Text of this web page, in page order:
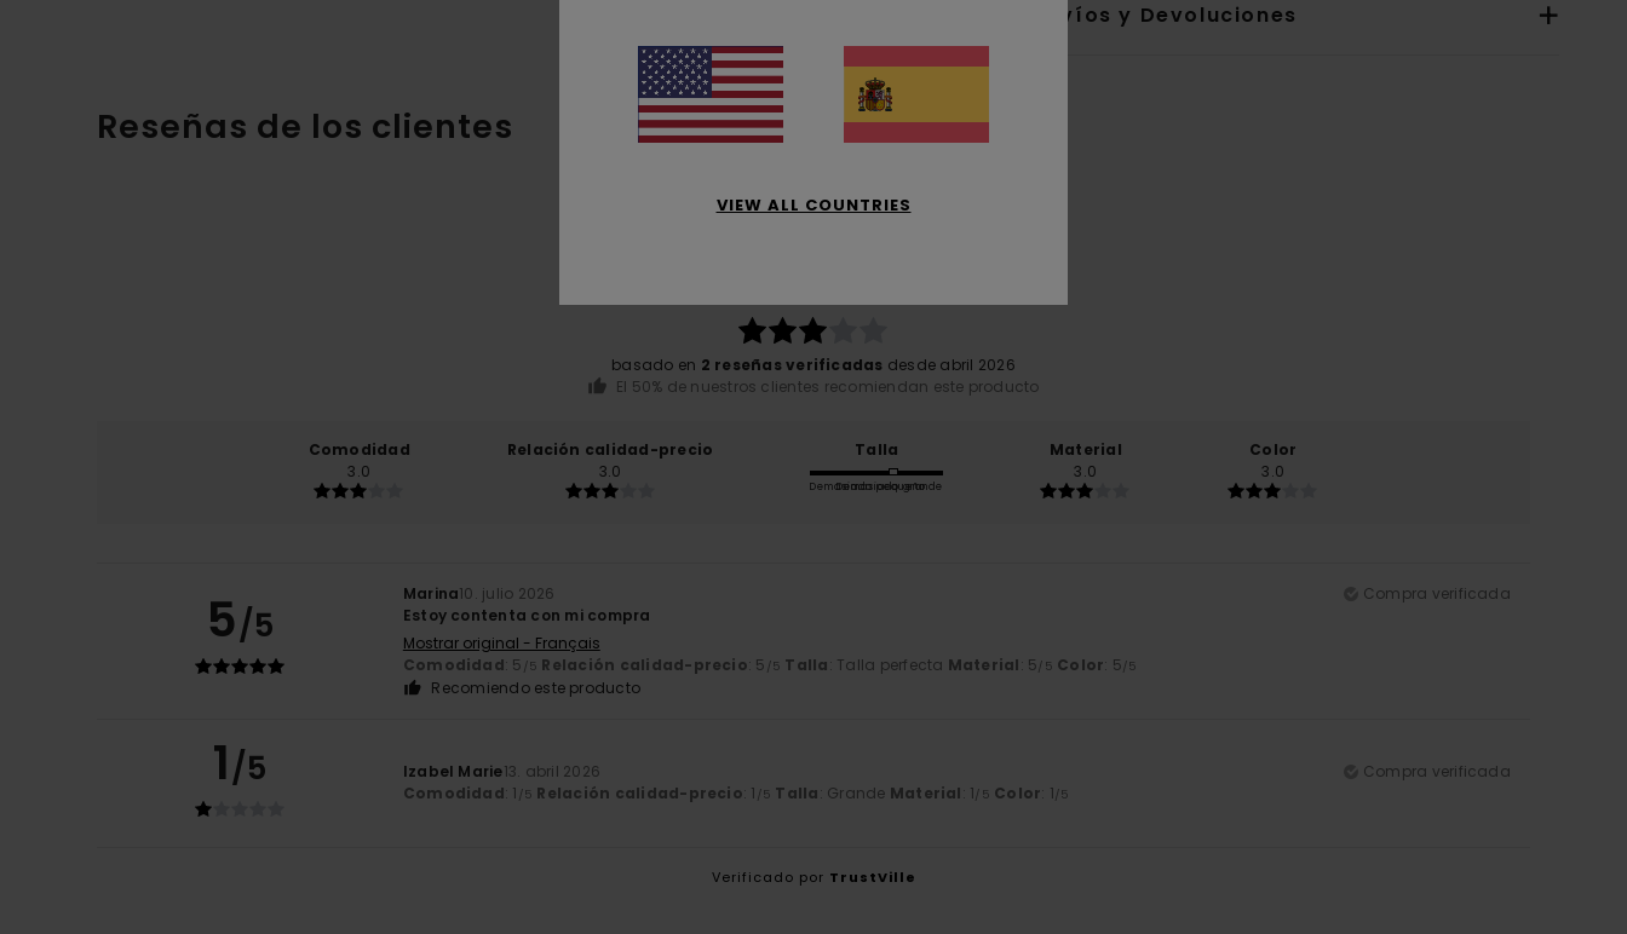
Envíos y Devoluciones
Reseñas de los clientes
Puntuación media
basado en 2 reseñas verificadas desde abril 2026
El 50% de nuestros clientes recomiendan este producto
Comodidad
3.0
Relación calidad-precio
3.0
Talla
Demasiado pequeño
Demasiado grande
Material
3.0
Color
3.0
5/5
Marina10. julio 2026
Compra verificada
Estoy contenta con mi compra
Mostrar original - Français
Comodidad: 5 /5 Relación calidad-precio: 5 /5 Talla: Talla perfecta Material: 5/5 Color: 5/5
Recomiendo este producto
1/5 Izabel Marie13. abril 2026
Compra verificada
Comodidad: 1 /5 Relación calidad-precio: 1 /5 Talla: Grande Material: 1/5 Color: 1/5
Verificado por TrustVille
VIEW ALL COUNTRIES